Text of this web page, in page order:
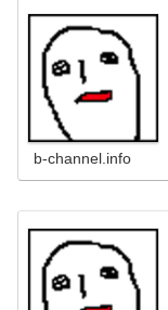
b-channel.info